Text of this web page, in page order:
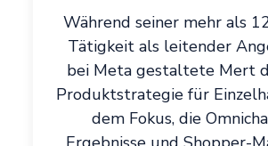
Während seiner mehr als
Tätigkeit als leitender
bei Meta gestaltete Mert
Produktstrategie für
dem Fokus, die